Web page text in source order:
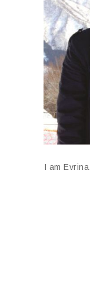
I am